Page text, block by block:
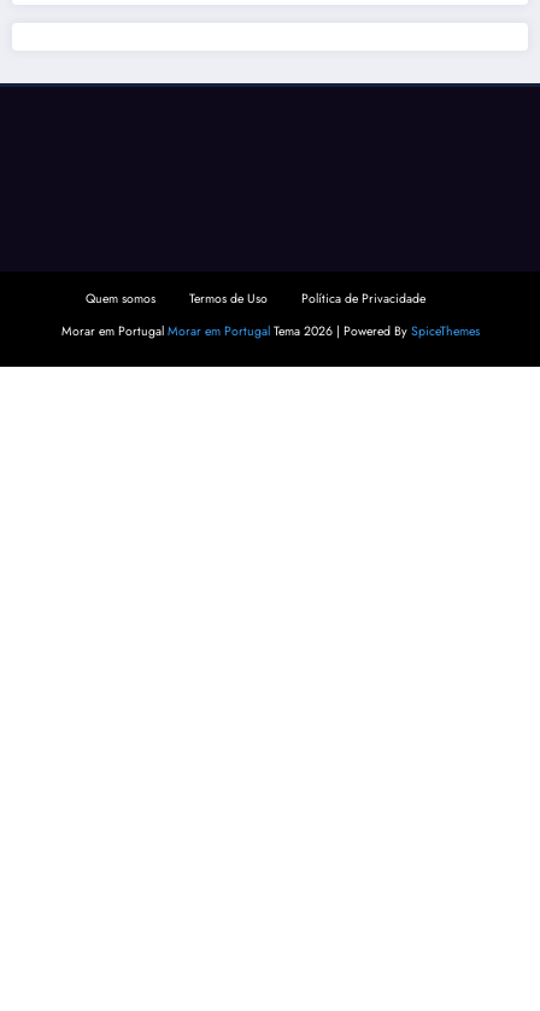
Quem somos Termos de Uso
Política de Privacidade
Morar em Portugal Morar em PortugalTema 2026 | Powered By SpiceThemes